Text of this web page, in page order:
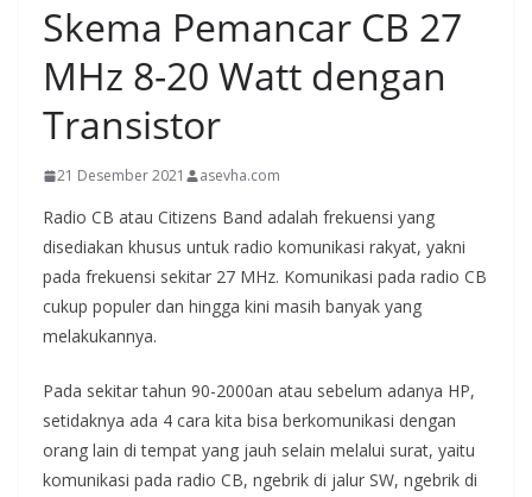
Skema Pemancar CB 27
MHz 8-20 Watt dengan
Transistor
21 Desember 2021 asevha.com
Radio CB atau Citizens Band adalah frekuensi yang
disediakan khusus untuk radio komunikasi rakyat, yakni
pada frekuensi sekitar 27 MHz. Komunikasi pada radio CB
cukup populer dan hingga kini masih banyak yang
melakukannya.
Pada sekitar tahun 90-2000an atau sebelum adanya HP,
setidaknya ada 4 cara kita bisa berkomunikasi dengan
orang lain di tempat yang jauh selain melalui surat, yaitu
komunikasi pada radio CB, ngebrik di jalur SW, ngebrik di